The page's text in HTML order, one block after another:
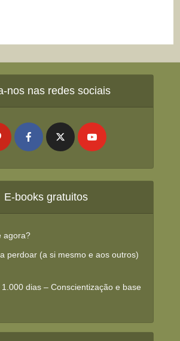
nos nas redes sociais
E-books gratuitos
agora?
perdoar (a si mesmo e aos outros)
dias – Conscientização e base